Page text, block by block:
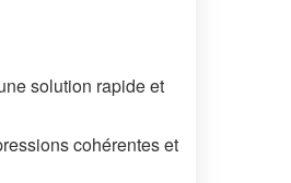
solution rapide et
cohérentes et